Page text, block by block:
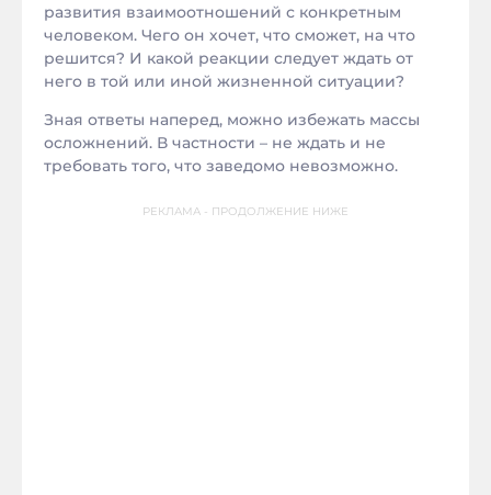
развития взаимоотношений с конкретным
человеком. Чего он хочет, что сможет, на что
решится? И какой реакции следует ждать от
него в той или иной жизненной ситуации?
Зная ответы наперед, можно избежать массы
осложнений. В частности – не ждать и не
требовать того, что заведомо невозможно.
РЕКЛАМА - ПРОДОЛЖЕНИЕ НИЖЕ